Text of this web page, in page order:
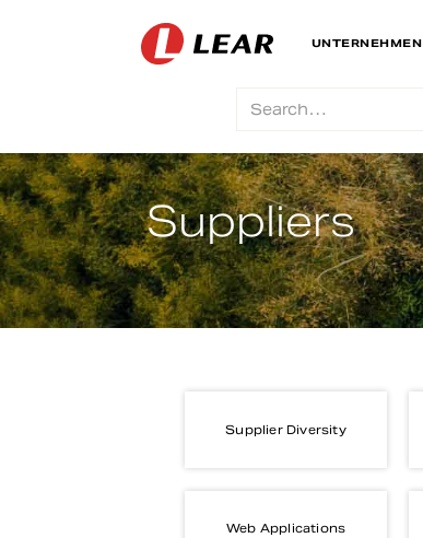
UNTERNEHMEN
Suppliers
Supplier Diversity
Web Applications